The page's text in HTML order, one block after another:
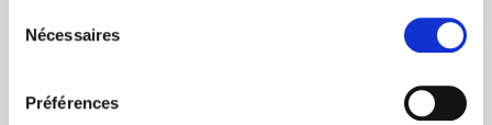
Nécessaires
Préférences